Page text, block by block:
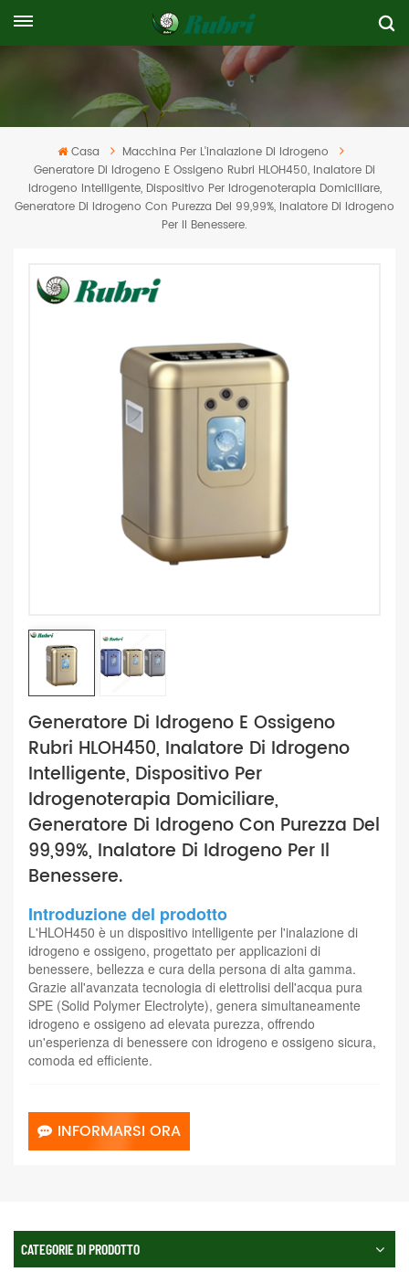
Casa
Macchina Per L'inalazione Di Idrogeno
Generatore Di Idrogeno E Ossigeno Rubri HLOH450, Inalatore Di
Idrogeno Intelligente, Dispositivo Per Idrogenoterapia Domiciliare,
Generatore Di Idrogeno Con Purezza Del 99,99%, Inalatore Di Idrogeno
Per Il Benessere.
Generatore Di Idrogeno E Ossigeno
Rubri HLOH450, Inalatore Di Idrogeno
Intelligente, Dispositivo Per
Idrogenoterapia Domiciliare,
Generatore Di Idrogeno Con Purezza Del
99,99%, Inalatore Di Idrogeno Per Il
Benessere.
Introduzione del prodotto
L'HLOH450 è un dispositivo intelligente per l'inalazione di
idrogeno e ossigeno, progettato per applicazioni di
benessere, bellezza e cura della persona di alta gamma.
Grazie all'avanzata tecnologia di elettrolisi dell'acqua pura
SPE (Solid Polymer Electrolyte), genera simultaneamente
idrogeno e ossigeno ad elevata purezza, offrendo
un'esperienza di benessere con idrogeno e ossigeno sicura,
comoda ed efficiente.
INFORMARSI ORA
CATEGORIE DI PRODOTTO